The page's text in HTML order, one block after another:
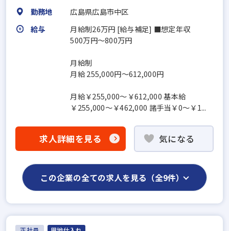
勤務地
広島県広島市中区
給与
月給制26万円 [給与補足] ■想定年収
500万円～800万円
月給制
月給 255,000円～612,000円
月給￥255,000～￥612,000 基本給
￥255,000～￥462,000 諸手当￥0～￥1...
求人詳細を見る 気になる
この企業の全ての求人を見る（全9件）